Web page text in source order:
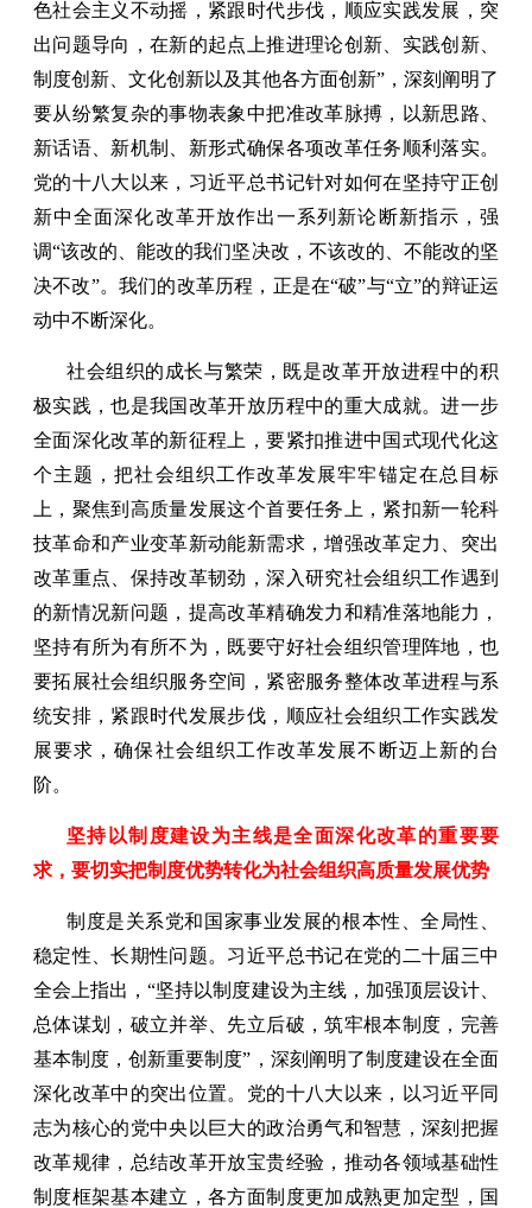
色社会主义不动摇，紧跟时代步伐，顺应实践发展，突
出问题导向，在新的起点上推进理论创新、实践创新、
制度创新、文化创新以及其他各方面创新”，深刻阐明了
要从纷繁复杂的事物表象中把准改革脉搏，以新思路、
新话语、新机制、新形式确保各项改革任务顺利落实。
党的十八大以来，习近平总书记针对如何在坚持守正创
新中全面深化改革开放作出一系列新论断新指示，强
调“该改的、能改的我们坚决改，不该改的、不能改的坚
决不改”。我们的改革历程，正是在“破”与“立”的辩证运
动中不断深化。
社会组织的成长与繁荣，既是改革开放进程中的积
极实践，也是我国改革开放历程中的重大成就。进一步
全面深化改革的新征程上，要紧扣推进中国式现代化这
个主题，把社会组织工作改革发展牢牢锚定在总目标
上，聚焦到高质量发展这个首要任务上，紧扣新一轮科
技革命和产业变革新动能新需求，增强改革定力、突出
改革重点、保持改革韧劲，深入研究社会组织工作遇到
的新情况新问题，提高改革精确发力和精准落地能力，
坚持有所为有所不为，既要守好社会组织管理阵地，也
要拓展社会组织服务空间，紧密服务整体改革进程与系
统安排，紧跟时代发展步伐，顺应社会组织工作实践发
展要求，确保社会组织工作改革发展不断迈上新的台
阶。
坚持以制度建设为主线是全面深化改革的重要要
求，要切实把制度优势转化为社会组织高质量发展优势
制度是关系党和国家事业发展的根本性、全局性、
稳定性、长期性问题。习近平总书记在党的二十届三中
全会上指出，“坚持以制度建设为主线，加强顶层设计、
总体谋划，破立并举、先立后破，筑牢根本制度，完善
基本制度，创新重要制度”，深刻阐明了制度建设在全面
深化改革中的突出位置。党的十八大以来，以习近平同
志为核心的党中央以巨大的政治勇气和智慧，深刻把握
改革规律，总结改革开放宝贵经验，推动各领域基础性
制度框架基本建立，各方面制度更加成熟更加定型，国